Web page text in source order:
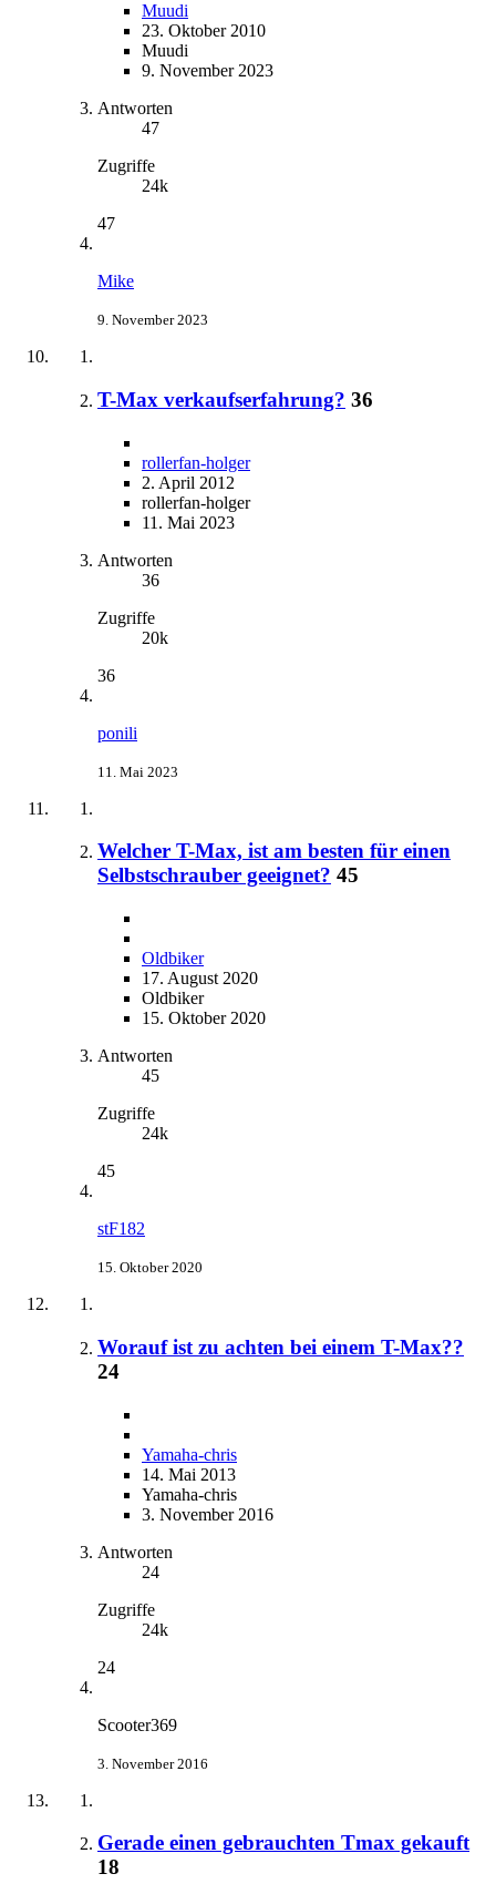
Muudi
23. Oktober 2010
Muudi
9. November 2023
Antworten
47
Zugriffe
24k
47
Mike
9. November 2023
T-Max verkaufserfahrung? 36
rollerfan-holger
2. April 2012
rollerfan-holger
11. Mai 2023
Antworten
36
Zugriffe
20k
36
ponili
11. Mai 2023
Welcher T-Max, ist am besten für einen
Selbstschrauber geeignet? 45
Oldbiker
17. August 2020
Oldbiker
15. Oktober 2020
Antworten
45
Zugriffe
24k
45
stF182
15. Oktober 2020
Worauf ist zu achten bei einem T-Max??
24
Yamaha-chris
14. Mai 2013
Yamaha-chris
3. November 2016
Antworten
24
Zugriffe
24k
24
Scooter369
3. November 2016
Gerade einen gebrauchten Tmax gekauft
18